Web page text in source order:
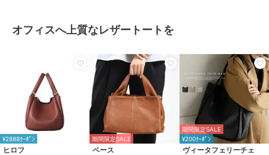
オフィスへ上質なレザートートを
¥2888ｸｰﾎﾟﾝ
ヒロフ
期間限定SALE
ベース
期間限定SALE
¥200ｸｰﾎﾟﾝ
ヴィータフェリーチェ